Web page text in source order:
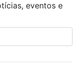
eventos e